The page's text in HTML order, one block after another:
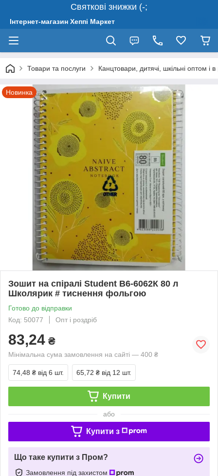
Святкові знижки (-;
Інтернет-магазин Хеппі Маркет
Товари та послуги Канцтовари, дитячі, шкільні оптом і в
Новинка
Зошит на спіралі Student В6-6062К 80 л
Школярик # тиснення фольгою
Готово до відправки
Код: 50077
Опт і роздріб
83,24 ₴
Мінімальна сума замовлення на сайті — 400 ₴
74,48 ₴ від 6 шт. 65,72 ₴ від 12 шт.
Купити
або
Купити з
Що таке купити з Пром?
Замовлення під захистом